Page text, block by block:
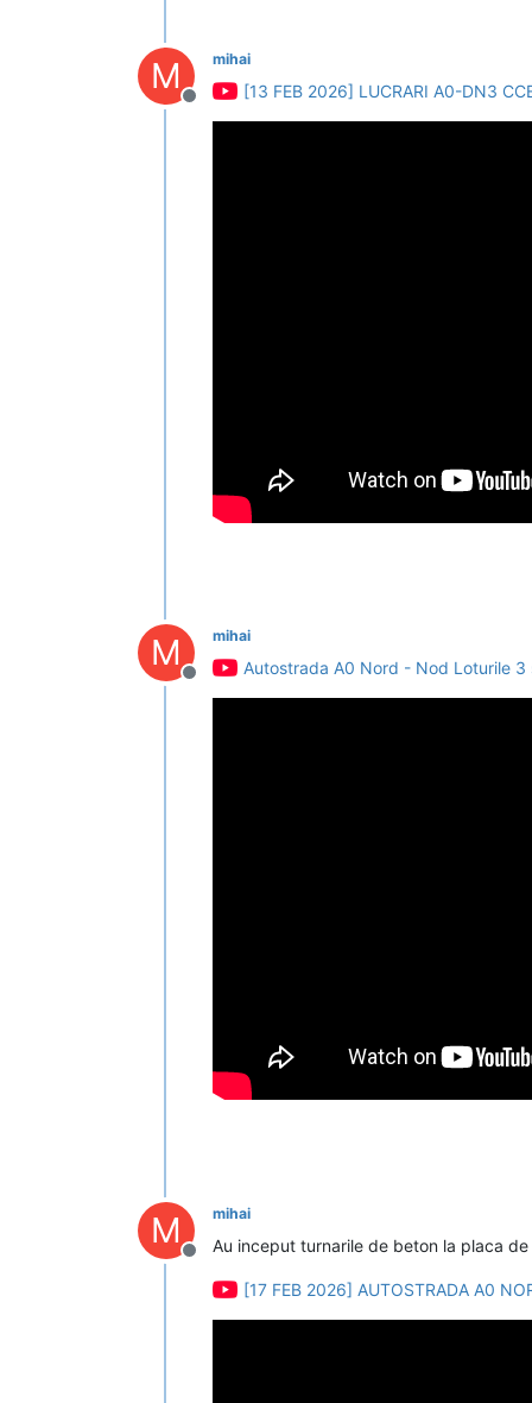
M
Deconectat
mihai
[13 FEB 2026] LUCRARI A0-DN3
M
Deconectat
mihai
Autostrada A0 Nord - Nod Loturile 3
M
Deconectat
mihai
Au inceput turnarile de beton la placa
[17 FEB 2026] AUTOSTRADA A0